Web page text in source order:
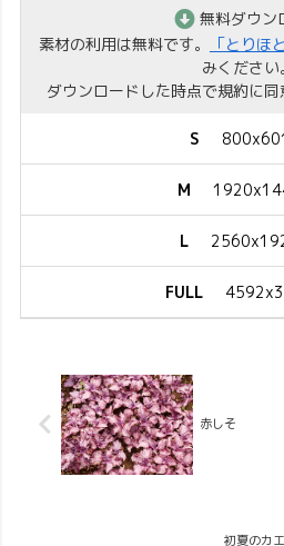
無料ダウン
素材の利用は無料です。
「とりほ
みください。
ダウンロードした時点で規約に同
S
M
L
FULL
赤しそ
初夏のカ